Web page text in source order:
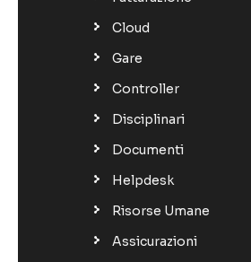
Cloud
Gare
Controller
Disciplinari
Documenti
Helpdesk
Risorse Umane
Assicurazioni